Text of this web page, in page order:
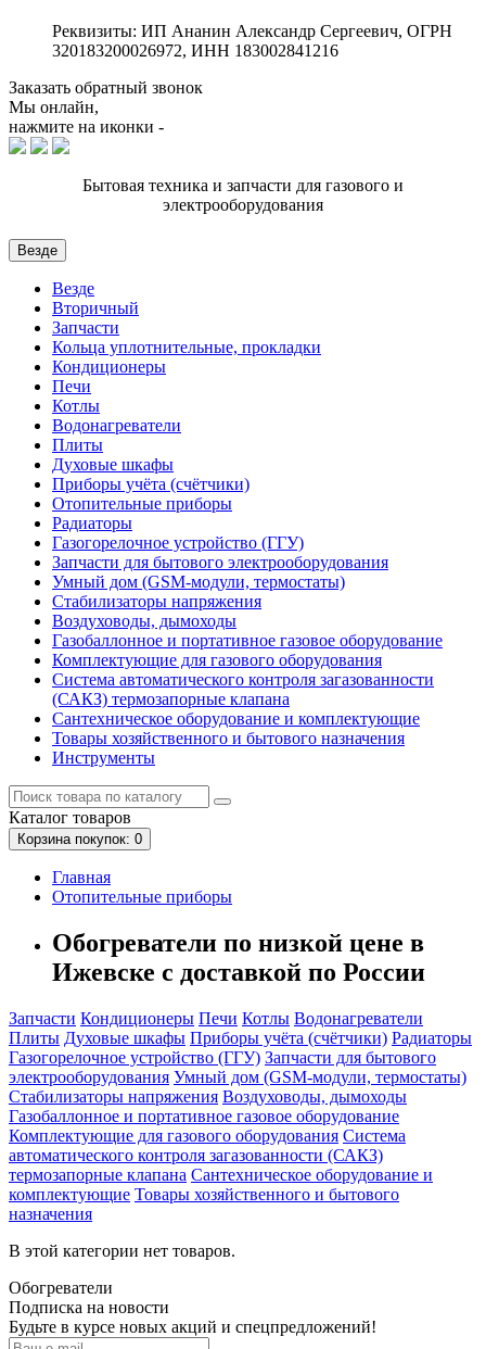
Реквизиты: ИП Ананин Александр Сергеевич, ОГРН
320183200026972, ИНН 183002841216
Заказать обратный звонок
Мы онлайн,
нажмите на иконки -
Бытовая техника и запчасти для газового и
электрооборудования
Везде
Везде
Вторичный
Запчасти
Кольца уплотнительные, прокладки
Кондиционеры
Печи
Котлы
Водонагреватели
Плиты
Духовые шкафы
Приборы учёта (счётчики)
Отопительные приборы
Радиаторы
Газогорелочное устройство (ГГУ)
Запчасти для бытового электрооборудования
Умный дом (GSM-модули, термостаты)
Cтабилизаторы напряжения
Воздуховоды, дымоходы
Газобаллонное и портативное газовое оборудование
Комплектующие для газового оборудования
Система автоматического контроля загазованности
(САКЗ) термозапорные клапана
Сантехническое оборудование и комплектующие
Товары хозяйственного и бытового назначения
Инструменты
Каталог товаров
Корзинапокупок: 0
Главная
Отопительные приборы
Обогреватели по низкой цене в
Ижевске с доставкой по России
Запчасти Кондиционеры Печи Котлы Водонагреватели
Плиты Духовые шкафы Приборы учёта (счётчики) Радиаторы
Газогорелочное устройство (ГГУ) Запчасти для бытового
электрооборудования Умный дом (GSM-модули, термостаты)
Cтабилизаторы напряжения Воздуховоды, дымоходы
Газобаллонное и портативное газовое оборудование
Комплектующие для газового оборудования Система
автоматического контроля загазованности (САКЗ)
термозапорные клапана Сантехническое оборудование и
комплектующие Товары хозяйственного и бытового
назначения
В этой категории нет товаров.
Обогреватели
Подписка на новости
Будьте в курсе новых акций и спецпредложений!